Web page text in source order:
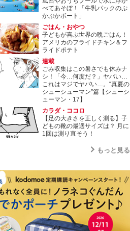
べてあそぼ！「牛乳パックのぷ
かぷかボート」
ごはん・おやつ
子どもが喜ぶ世界の晩ごはん！
アメリカのフライドチキン＆フ
ライドポテト
連載
ごみ収集はこの暑さでも休みナ
シ！「今…何度だ？」ヤバい…
これはマジでヤバい…。“真夏の
シューシューマン”篇【シューシ
ューマン・17】
カラダ・ココロ
【足の大きさを正しく測る】子
どもの靴の最適サイズは？ 月に
1回は測り直そう！
もっと見る